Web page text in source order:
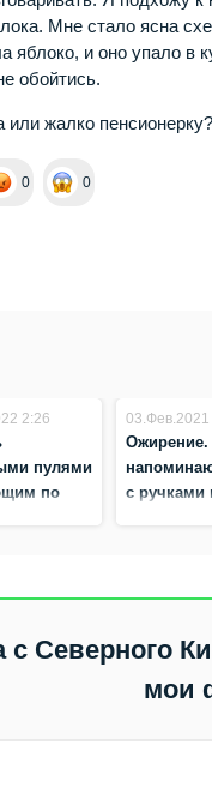
Мне стало ясна
яблоко, и оно упало
обойтись.
жалко пенсионерку?
0 0
2:26
пулями
по
03.Фев.2021
Ожирение.
с ручками
шлангом
с Северного
мои